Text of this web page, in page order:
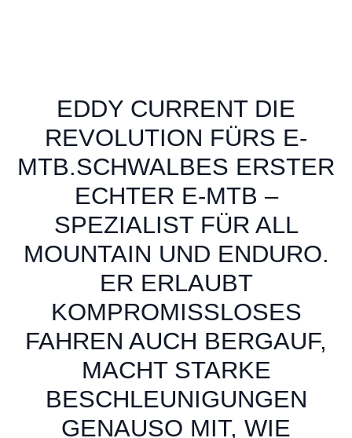
EDDY CURRENT DIE
REVOLUTION FÜRS E-
MTB.SCHWALBES ERSTER
ECHTER E-MTB –
SPEZIALIST FÜR ALL
MOUNTAIN UND ENDURO.
ER ERLAUBT
KOMPROMISSLOSES
FAHREN AUCH BERGAUF,
MACHT STARKE
BESCHLEUNIGUNGEN
GENAUSO MIT, WIE